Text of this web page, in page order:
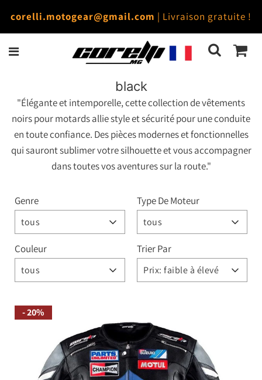
corelli.motogear@gmail.com | Livraison gratuite !
black
"Élégante et intemporelle, cette collection de vêtements
noirs pour motards allie style et sécurité pour une conduite
en toute confiance. Des pièces modernes et fonctionnelles
qui sauront sublimer votre silhouette et vous accompagner
dans toutes vos aventures sur la route."
Genre
tous
Type De Moteur
tous
Couleur
tous
Trier Par
Prix: faible à élevé
- 20%